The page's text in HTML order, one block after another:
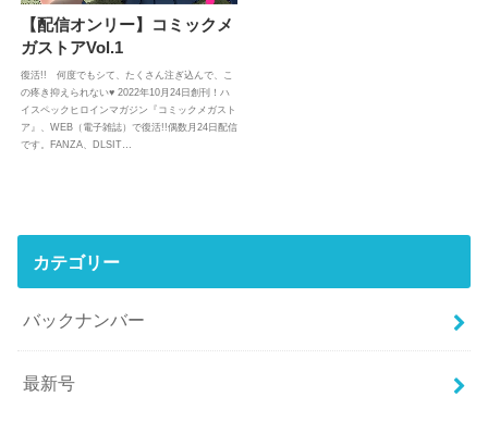
【配信オンリー】コミックメ
ガストアVol.1
復活!! 何度でもシて、たくさん注ぎ込んで、こ
の疼き抑えられない♥ 2022年10月24日創刊！ハ
イスペックヒロインマガジン『コミックメガスト
ア』、WEB（電子雑誌）で復活!!偶数月24日配信
です。FANZA、DLSIT…
カテゴリー
バックナンバー
最新号